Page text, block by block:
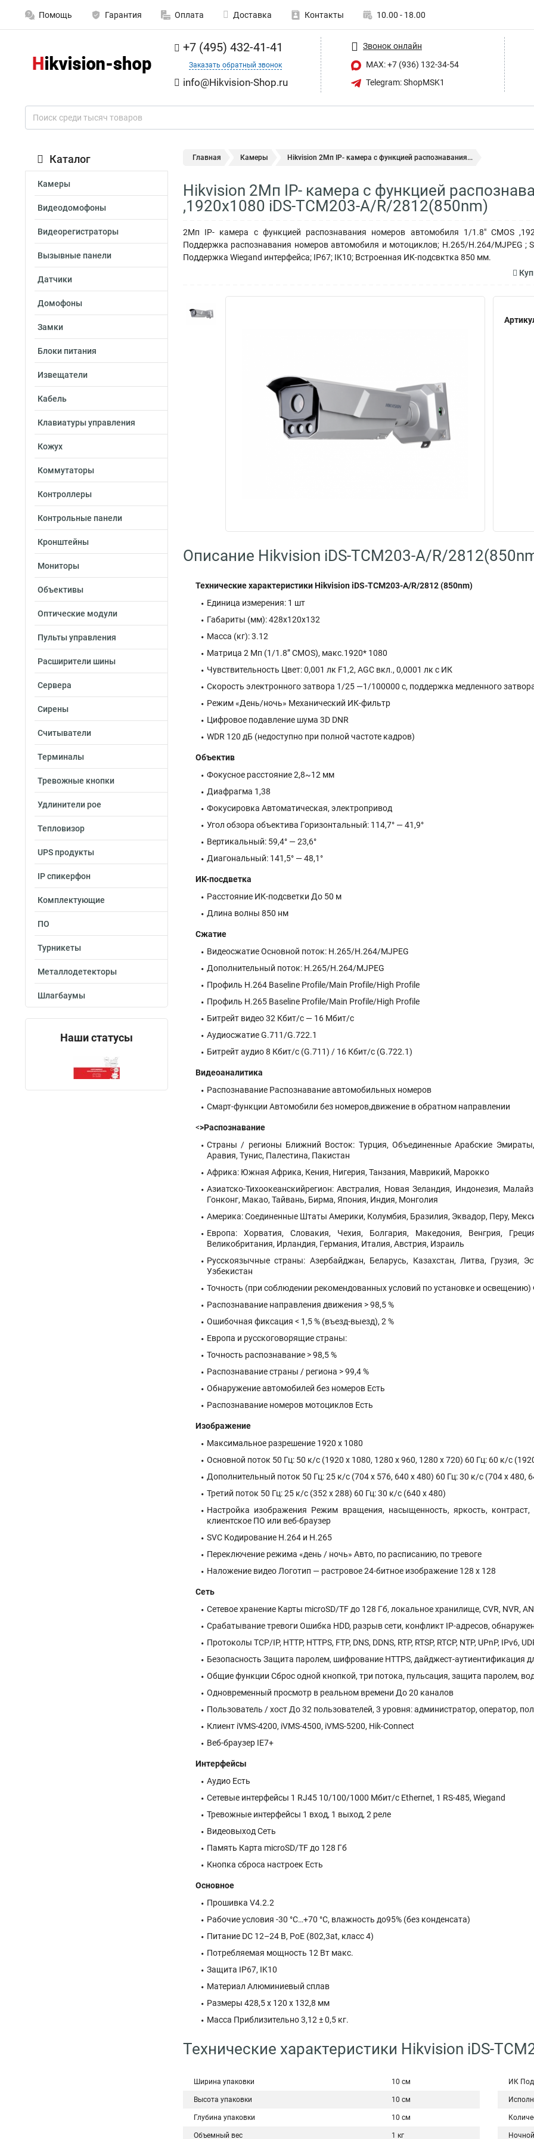
Помощь Гарантия Оплата Доставка Контакты 10.00 - 18.00
+7 (495) 432-41-41
Заказать обратный звонок
info@Hikvision-Shop.ru
Звонок онлайн
MAX: +7 (936) 132-34-54
Telegram: ShopMSK1
Каталог
Камеры
Видеодомофоны
Видеорегистраторы
Вызывные панели
Датчики
Домофоны
Замки
Блоки питания
Извещатели
Кабель
Клавиатуры управления
Кожух
Коммутаторы
Контроллеры
Контрольные панели
Кронштейны
Мониторы
Объективы
Оптические модули
Пульты управления
Расширители шины
Сервера
Сирены
Считыватели
Терминалы
Тревожные кнопки
Удлинители poe
Тепловизор
UPS продукты
IP спикерфон
Комплектующие
ПО
Турникеты
Металлодетекторы
Шлагбаумы
Наши статусы
Главная Камеры Hikvision 2Mп IP- камера с функцией распознавания...
Hikvision 2Mп IP- камера с функцией
,1920х1080 iDS-TCM203-A/R/2812(850nm)
2Mп IP- камера с функцией распознавания номеров автомобиля 1/1.8" CMOS
Поддержка распознавания номеров автомобиля и мотоциклов; H.265/H.264/MJPEG ;
Поддержка Wiegand интерфейса; IP67; IK10; Встроенная ИК-подсвктка 850 мм.
Описание Hikvision iDS-TCM203-A/R/
Технические характеристики Hikvision iDS-TCM203-A/R/2812 (850nm)
Единица измерения: 1 шт
Габариты (мм): 428x120x132
Масса (кг): 3.12
Матрица 2 Мп (1/1.8” CMOS), макс.1920* 1080
Чувствительность Цвет: 0,001 лк F1,2, AGC вкл., 0,0001 лк с ИК
Скорость электронного затвора 1/25 —1/100000 с, поддержка медленного
Режим «День/ночь» Механический ИК-фильтр
Цифровое подавление шума 3D DNR
WDR 120 дБ (недоступно при полной частоте кадров)
Объектив
Фокусное расстояние 2,8~12 мм
Диафрагма 1,38
Фокусировка Автоматическая, электропривод
Угол обзора объектива Горизонтальный: 114,7° — 41,9°
Вертикальный: 59,4° — 23,6°
Диагональный: 141,5° — 48,1°
ИК-посдветка
Расстояние ИК-подсветки До 50 м
Длина волны 850 нм
Сжатие
Видеосжатие Основной поток: H.265/H.264/MJPEG
Дополнительный поток: H.265/H.264/MJPEG
Профиль H.264 Baseline Profile/Main Profile/High Profile
Профиль H.265 Baseline Profile/Main Profile/High Profile
Битрейт видео 32 Кбит/с — 16 Мбит/с
Аудиосжатие G.711/G.722.1
Битрейт аудио 8 Кбит/с (G.711) / 16 Кбит/с (G.722.1)
Видеоаналитика
Распознавание Распознавание автомобильных номеров
Смарт-функции Автомобили без номеров,движение в обратном направлении
<>Распознавание
Страны / регионы Ближний Восток: Турция, Объединенные Арабские
Аравия, Тунис, Палестина, Пакистан
Африка: Южная Африка, Кения, Нигерия, Танзания, Маврикий, Марокко
Азиатско-Тихоокеанскийрегион: Австралия, Новая Зеландия, Индонезия,
Гонконг, Макао, Тайвань, Бирма, Япония, Индия, Монголия
Америка: Соединенные Штаты Америки, Колумбия, Бразилия, Эквадор, Перу,
Европа: Хорватия, Словакия, Чехия, Болгария, Македония, Венгрия,
Великобритания, Ирландия, Германия, Италия, Австрия, Израиль
Русскоязычные страны: Азербайджан, Беларусь, Казахстан, Литва, Грузия,
Узбекистан
Точность (при соблюдении рекомендованных условий по установке и освещению)
Распознавание направления движения > 98,5 %
Ошибочная фиксация < 1,5 % (въезд-выезд), 2 %
Европа и русскоговорящие страны:
Точность распознавание > 98,5 %
Распознавание страны / региона > 99,4 %
Обнаружение автомобилей без номеров Есть
Распознавание номеров мотоциклов Есть
Изображение
Максимальное разрешение 1920 x 1080
Основной поток 50 Гц: 50 к/с (1920 x 1080, 1280 x 960, 1280 x 720) 60 Гц: 60 к/с
Дополнительный поток 50 Гц: 25 к/с (704 x 576, 640 x 480) 60 Гц: 30 к/с (704 x 480,
Третий поток 50 Гц: 25 к/с (352 x 288) 60 Гц: 30 к/с (640 x 480)
Настройка изображения Режим вращения, насыщенность, яркость, контраст,
клиентское ПО или веб-браузер
SVC Кодирование H.264 и H.265
Переключение режима «день / ночь» Авто, по расписанию, по тревоге
Наложение видео Логотип — растровое 24-битное изображение 128 х 128
Сеть
Сетевое хранение Карты microSD/TF до 128 Гб, локальное хранилище, CVR, NVR,
Срабатывание тревоги Ошибка HDD, разрыв сети, конфликт IP-адресов,
Протоколы TCP/IP, HTTP, HTTPS, FTP, DNS, DDNS, RTP, RTSP, RTCP, NTP, UPnP, IPv6,
Безопасность Защита паролем, шифрование HTTPS, дайджест-аутиентификация
Общие функции Сброс одной кнопкой, три потока, пульсация, защита паролем,
Одновременный просмотр в реальном времени До 20 каналов
Пользователь / хост До 32 пользователей, 3 уровня: администратор, оператор,
Клиент iVMS-4200, iVMS-4500, iVMS-5200, Hik-Connect
Веб-браузер IE7+
Интерфейсы
Аудио Есть
Сетевые интерфейсы 1 RJ45 10/100/1000 Мбит/с Ethernet, 1 RS-485, Wiegand
Тревожные интерфейсы 1 вход, 1 выход, 2 реле
Видеовыход Сеть
Память Карта microSD/TF до 128 Гб
Кнопка сброса настроек Есть
Основное
Прошивка V4.2.2
Рабочие условия -30 °C…+70 °C, влажность до95% (без конденсата)
Питание DC 12–24 В, PoE (802,3at, класс 4)
Потребляемая мощность 12 Вт макс.
Защита IP67, IK10
Материал Алюминиевый сплав
Размеры 428,5 х 120 х 132,8 мм
Масса Приблизительно 3,12 ± 0,5 кг.
Технические характеристики Hikvision iDS-
Ширина упаковки 10 см
Высота упаковки 10 см
Глубина упаковки 10 см
Объемный вес 1 кг
ИК